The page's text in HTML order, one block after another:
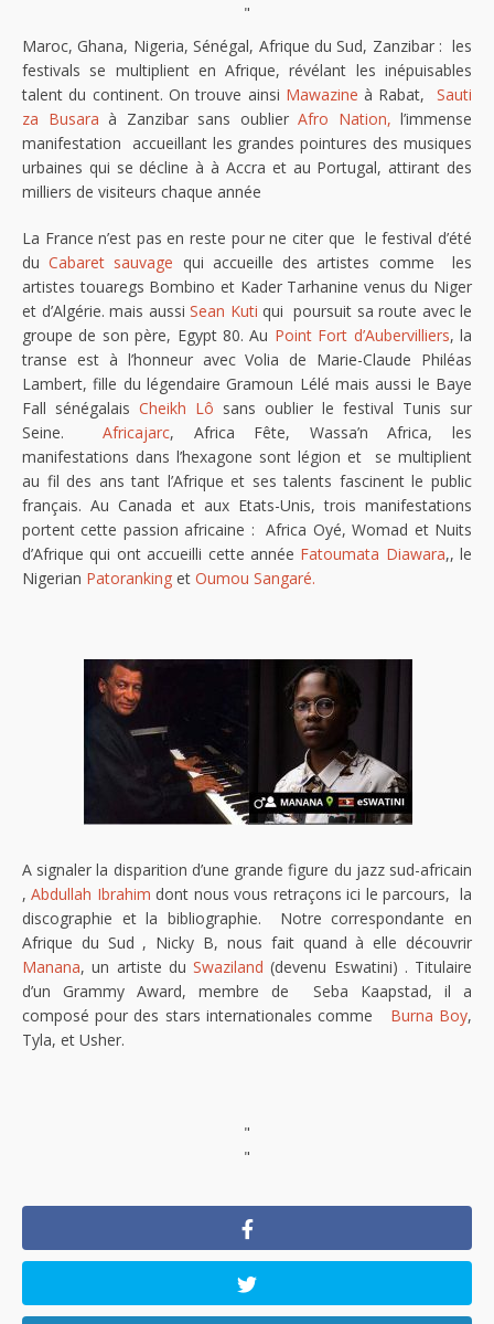
"
Maroc, Ghana, Nigeria, Sénégal, Afrique du Sud, Zanzibar : les
festivals se multiplient en Afrique, révélant les inépuisables
talent du continent. On trouve ainsi Mawazine à Rabat,Sauti
za Busara à Zanzibar sans oublier Afro Nation, l’immense
manifestation accueillant les grandes pointures des musiques
urbaines qui se décline à à Accra et au Portugal, attirant des
milliers de visiteurs chaque année
La France n’est pas en reste pour ne citer que le festival d’été
duCabaret sauvage qui accueille des artistes comme les
artistes touaregs Bombino et Kader Tarhanine venus du Niger
et d’Algérie. mais aussi Sean Kuti qui poursuit sa route avec le
groupe de son père, Egypt 80. Au Point Fort d’Aubervilliers, la
transe est à l’honneur avec Volia de Marie-Claude Philéas
Lambert, fille du légendaire Gramoun Lélé mais aussi le Baye
Fall sénégalais Cheikh Lô sans oublier le festival Tunis sur
Seine.
Africajarc, Africa Fête, Wassa’n Africa, les
manifestations dans l’hexagone sont légion et se multiplient
au fil des ans tant l’Afrique et ses talents fascinent le public
français. Au Canada et aux Etats-Unis, trois manifestations
portent cette passion africaine : Africa Oyé, Womad et Nuits
d’Afrique qui ont accueilli cette année Fatoumata Diawara,, le
Nigerian Patoranking et Oumou Sangaré.
A signaler la disparition d’une grande figure du jazz sud-africain
,Abdullah Ibrahim dont nous vous retraçons ici le parcours, la
discographie et la bibliographie. Notre correspondante en
Afrique du Sud , Nicky B, nous fait quand à elle découvrir
Manana, un artiste du Swaziland (devenu Eswatini) . Titulaire
d’un Grammy Award, membre de Seba Kaapstad, il a
composé pour des stars internationales comme Burna Boy,
Tyla, et Usher.
"
"